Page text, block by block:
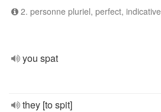
2. personne pluriel, perfect, indicative
you spat
they [to spit]